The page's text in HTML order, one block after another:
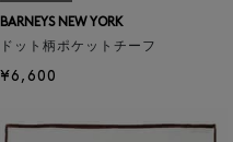
BARNEYS NEW YORK
ドット柄ポケットチーフ
¥6,600